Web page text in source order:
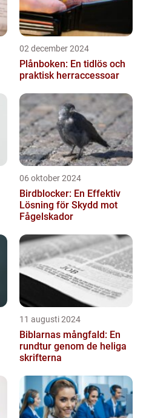
02 december 2024
Plånboken: En tidlös och
praktisk herraccessoar
06 oktober 2024
Birdblocker: En Effektiv
Lösning för Skydd mot
Fågelskador
11 augusti 2024
Biblarnas mångfald: En
rundtur genom de heliga
skrifterna